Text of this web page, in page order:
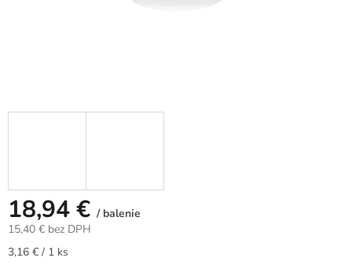
18,94 € / balenie
15,40 € bez DPH
Jednotková
3,16 € / 1 ks